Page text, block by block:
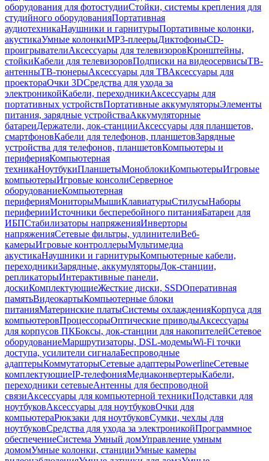
оборудования для фотостудииСтойки, системы крепления для
студийного оборудованияПортативная
аудиотехникаНаушники и гарнитурыПортативные колонки,
акустикаУмные колонкиMP3-плеерыДиктофоныCD-
проигрывателиАксессуары для телевизоровКронштейны,
стойкиКабели для телевизоровПодписки на видеосервисыТВ-
антенныТВ-тюнерыАксессуары для ТВАксессуары для
проектораОчки 3DСредства для ухода за
электроникойКабели, переходникиАксессуары для
портативных устройствПортативные аккумуляторыЭлементы
питания, зарядные устройстваАккумуляторные
батареиДержатели, док-станцииАксессуары для планшетов,
смартфоновКабели для телефонов, планшетовЗарядные
устройства для телефонов, планшетовКомпьютеры и
периферияКомпьютерная
техникаНоутбукиПланшетыМоноблокиКомпьютерыИгровые
компьютерыИгровые консолиСерверное
оборудованиеКомпьютерная
периферияМониторыМышиКлавиатурыСтилусыНаборы
периферииИсточники бесперебойного питанияБатареи для
ИБПСтабилизаторы напряженияИнверторы
напряженияСетевые фильтры, удлинителиВеб-
камерыИгровые контроллерыМультимедиа
акустикаНаушники и гарнитурыКомпьютерные кабели,
переходникиЗарядные, аккумуляторыДок-станции,
репликаторыИнтерактивные панели,
доскиКомплектующиеЖесткие диски, SSDОперативная
памятьВидеокартыКомпьютерные блоки
питанияМатеринские платыСистемы охлажденияКорпуса для
компьютеровПроцессорыОптические приводыАксессуары
для корпусов ПКБоксы, док-станции для накопителейСетевое
оборудованиеМаршрутизаторы, DSL-модемыWi-Fi точки
доступа, усилители сигналаБеспроводные
адаптерыКоммутаторыСетевые адаптерыPowerlineСетевые
комплектующиеIP-телефонияМедиаконвертерыКабели,
переходники сетевыеАнтенны для беспроводной
связиАксессуары для компьютерной техникиПодставки для
ноутбуковАксессуары для ноутбуковОчки для
компьютераРюкзаки для ноутбуковСумки, чехлы для
ноутбуковСредства для ухода за электроникойПрограммное
обеспечениеСистема Умный домУправление умным
домомУмные колонки, станцииУмные камеры